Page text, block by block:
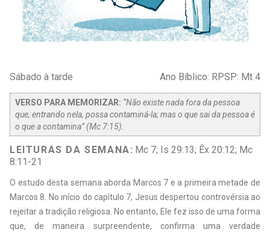
Sábado à tarde Ano Bíblico: RPSP: Mt 4
VERSO PARA MEMORIZAR: “Não existe nada fora da pessoa
que, entrando nela, possa contaminá-la; mas o que sai da pessoa é
o que a contamina” (Mc 7:15).
LEITURAS DA SEMANA: Mc 7; Is 29:13; Êx 20:12; Mc
8:11-21
O estudo desta semana aborda Marcos 7 e a primeira metade de
Marcos 8. No início do capítulo 7, Jesus despertou controvérsia ao
rejeitar a tradição religiosa. No entanto, Ele fez isso de uma forma
que, de maneira surpreendente, confirma uma verdade